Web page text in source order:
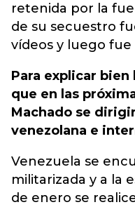
retenida por la
de su secuestro
vídeos y luego fue
Para explicar
que en las
Machado se
venezolana e
Venezuela se
militarizada y a la
de enero se